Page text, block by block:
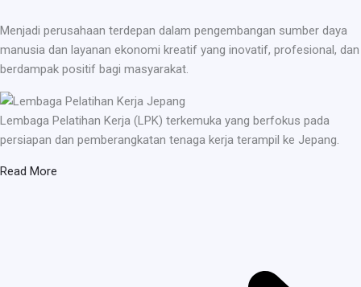
Menjadi perusahaan terdepan dalam pengembangan sumber daya
manusia dan layanan ekonomi kreatif yang inovatif, profesional, dan
berdampak positif bagi masyarakat.
Lembaga Pelatihan Kerja (LPK) terkemuka yang berfokus pada
persiapan dan pemberangkatan tenaga kerja terampil ke Jepang.
Read More